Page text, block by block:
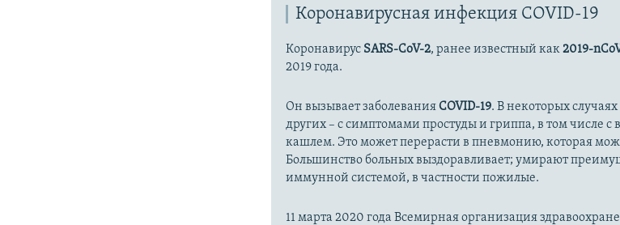
720p
Коронавирусная инфекция COVID-19
Коронавирус SARS-CoV-2, ранее известный как2019-
2019 года.
Он вызывает заболеванияCOVID-19. В некоторых
других – с симптомами простуды и гриппа, в том числе с
кашлем. Это может перерасти в пневмонию, которая
Большинство больных выздоравливает; умирают
иммунной системой, в частности пожилые.
11 марта 2020 года Всемирная организация